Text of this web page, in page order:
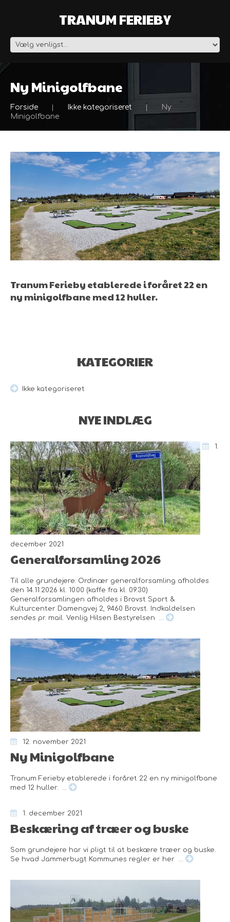
TRANUM FERIEBY
Ny Minigolfbane
Forside Ikke kategoriseret
Ny
Minigolfbane
Tranum Ferieby etablerede i foråret 22 en
ny minigolfbane med 12 huller.
KATEGORIER
Ikke kategoriseret
NYE INDLÆG
1.
december 2021
Generalforsamling 2026
Til alle grundejere: Ordinær generalforsamling afholdes
den 14.11.2026 kl. 10.00 (kaffe fra kl. 09.30)
Generalforsamlingen afholdes i Brovst Sport &
Kulturcenter Damengvej 2, 9460 Brovst. Indkaldelsen
sendes pr. mail. Venlig Hilsen Bestyrelsen ...
12. november 2021
Ny Minigolfbane
Tranum Ferieby etablerede i foråret 22 en ny minigolfbane
med 12 huller. ...
1. december 2021
Beskæring af træer og buske
Som grundejere har vi pligt til at beskære træer og buske.
Se hvad Jammerbugt Kommunes regler er her ...